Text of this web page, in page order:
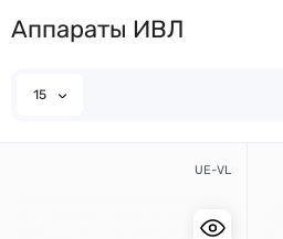
Аппараты ИВЛ
15
UE-VL